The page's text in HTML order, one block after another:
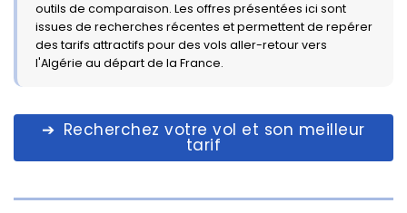
outils de comparaison. Les offres présentées ici sont
issues de recherches récentes et permettent de repérer
des tarifs attractifs pour des vols aller-retour vers
l'Algérie au départ de la France.
Recherchez votre vol et son meilleur
tarif